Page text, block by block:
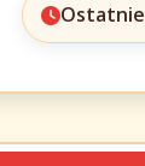
Ostatnie